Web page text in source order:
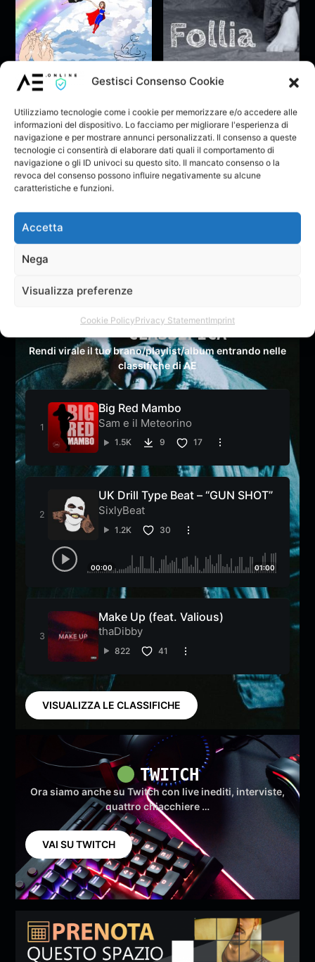
Gestisci Consenso Cookie
Utilizziamo tecnologie come i cookie per memorizzare e/o accedere alle
informazioni del dispositivo. Lo facciamo per migliorare l'esperienza di
navigazione e per mostrare annunci personalizzati. Il consenso a queste
tecnologie ci consentirà di elaborare dati quali il comportamento di
navigazione o gli ID univoci su questo sito. Il mancato consenso o la
revoca del consenso possono influire negativamente su alcune
caratteristiche e funzioni.
Accetta
Nega
Visualizza preferenze
Cookie PolicyPrivacy StatementImprint
Maicol Cavestro feat
auguri a me
Bruna Sardo
Ascolta
Follia
Commenta
Devi essere loggato per pubblicare un
commento.
CLASSIFICA
Rendi virale il tuo brano/playlist/album entrando nelle
classifiche di AE
Big Red Mambo
Sam e il Meteorino
1.5K 9 17
UK Drill Type Beat – “GUN SHOT”
SixlyBeat
1.2K 30
00:00 01:00
Make Up (feat. Valious)
thaDibby
822 41
VISUALIZZA LE CLASSIFICHE
TWITCH
Ora siamo anche su Twitch con live inediti, interviste,
quattro chiacchiere …
VAI SU TWITCH